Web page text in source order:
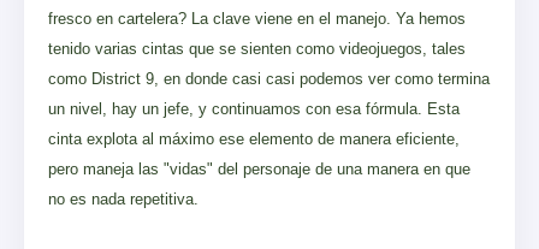
fresco en cartelera? La clave viene en el manejo. Ya hemos
tenido varias cintas que se sienten como videojuegos, tales
como District 9, en donde casi casi podemos ver como termina
un nivel, hay un jefe, y continuamos con esa fórmula. Esta
cinta explota al máximo ese elemento de manera eficiente,
pero maneja las "vidas" del personaje de una manera en que
no es nada repetitiva.